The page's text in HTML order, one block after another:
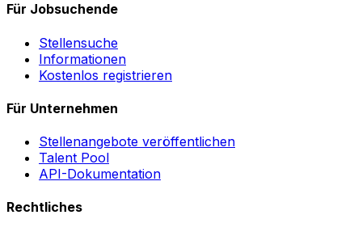
Für Jobsuchende
Stellensuche
Informationen
Kostenlos registrieren
Für Unternehmen
Stellenangebote veröffentlichen
Talent Pool
API-Dokumentation
Rechtliches